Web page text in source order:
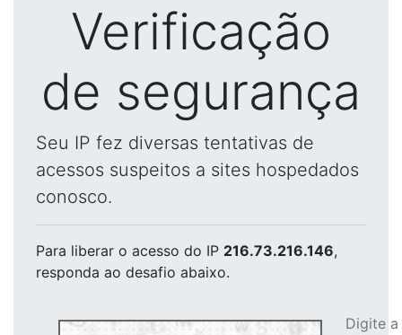
Verificação
de segurança
Seu IP fez diversas tentativas de
acessos suspeitos a sites hospedados
conosco.
Para liberar o acesso do IP 216.73.216.146,
responda ao desafio abaixo.
Digite